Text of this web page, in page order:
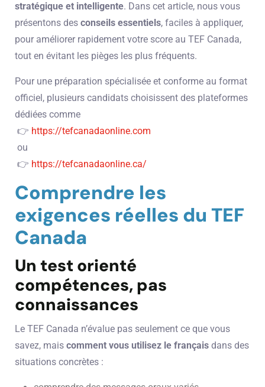
stratégique et intelligente. Dans cet article, nous vous
présentons des conseils essentiels, faciles à appliquer,
pour améliorer rapidement votre score au TEF Canada,
tout en évitant les pièges les plus fréquents.
Pour une préparation spécialisée et conforme au format
officiel, plusieurs candidats choisissent des plateformes
dédiées comme
👉 https://tefcanadaonline.com
ou
👉 https://tefcanadaonline.ca/
Comprendre les
exigences réelles du TEF
Canada
Un test orienté
compétences, pas
connaissances
Le TEF Canada n’évalue pas seulement ce que vous
savez, mais comment vous utilisez le français dans des
situations concrètes :